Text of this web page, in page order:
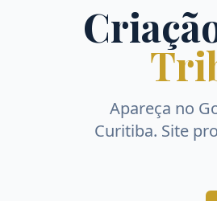
Apareça no
Curitiba. Site